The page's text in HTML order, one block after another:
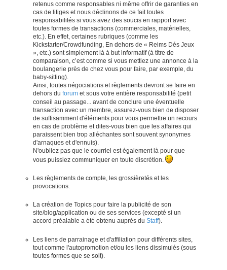
retenus comme responsables ni même offrir de garanties en
cas de litiges et nous déclinons de ce fait toutes
responsabilités si vous avez des soucis en rapport avec
toutes formes de transactions (commerciales, matérielles,
etc.). En effet, certaines rubriques (comme les
Kickstarter/Crowdfunding, En dehors de « Reims Dés Jeux
», etc.) sont simplement là à but informatif (à titre de
comparaison, c’est comme si vous mettiez une annonce à la
boulangerie près de chez vous pour faire, par exemple, du
baby-sitting).
Ainsi, toutes négociations et règlements devront se faire en
dehors du forum et sous votre entière responsabilité (petit
conseil au passage... avant de conclure une éventuelle
transaction avec un membre, assurez-vous bien de disposer
de suffisamment d'éléments pour vous permettre un recours
en cas de problème et dites-vous bien que les affaires qui
paraissent bien trop alléchantes sont souvent synonymes
d'arnaques et d'ennuis).
N'oubliez pas que le courriel est également là pour que
vous puissiez communiquer en toute discrétion.
Les règlements de compte, les grossièretés et les
provocations.
La création de Topics pour faire la publicité de son
site/blog/application ou de ses services (excepté si un
accord préalable a été obtenu auprès du Staff).
Les liens de parrainage et d'affiliation pour différents sites,
tout comme l'autopromotion et/ou les liens dissimulés (sous
toutes formes que se soit).